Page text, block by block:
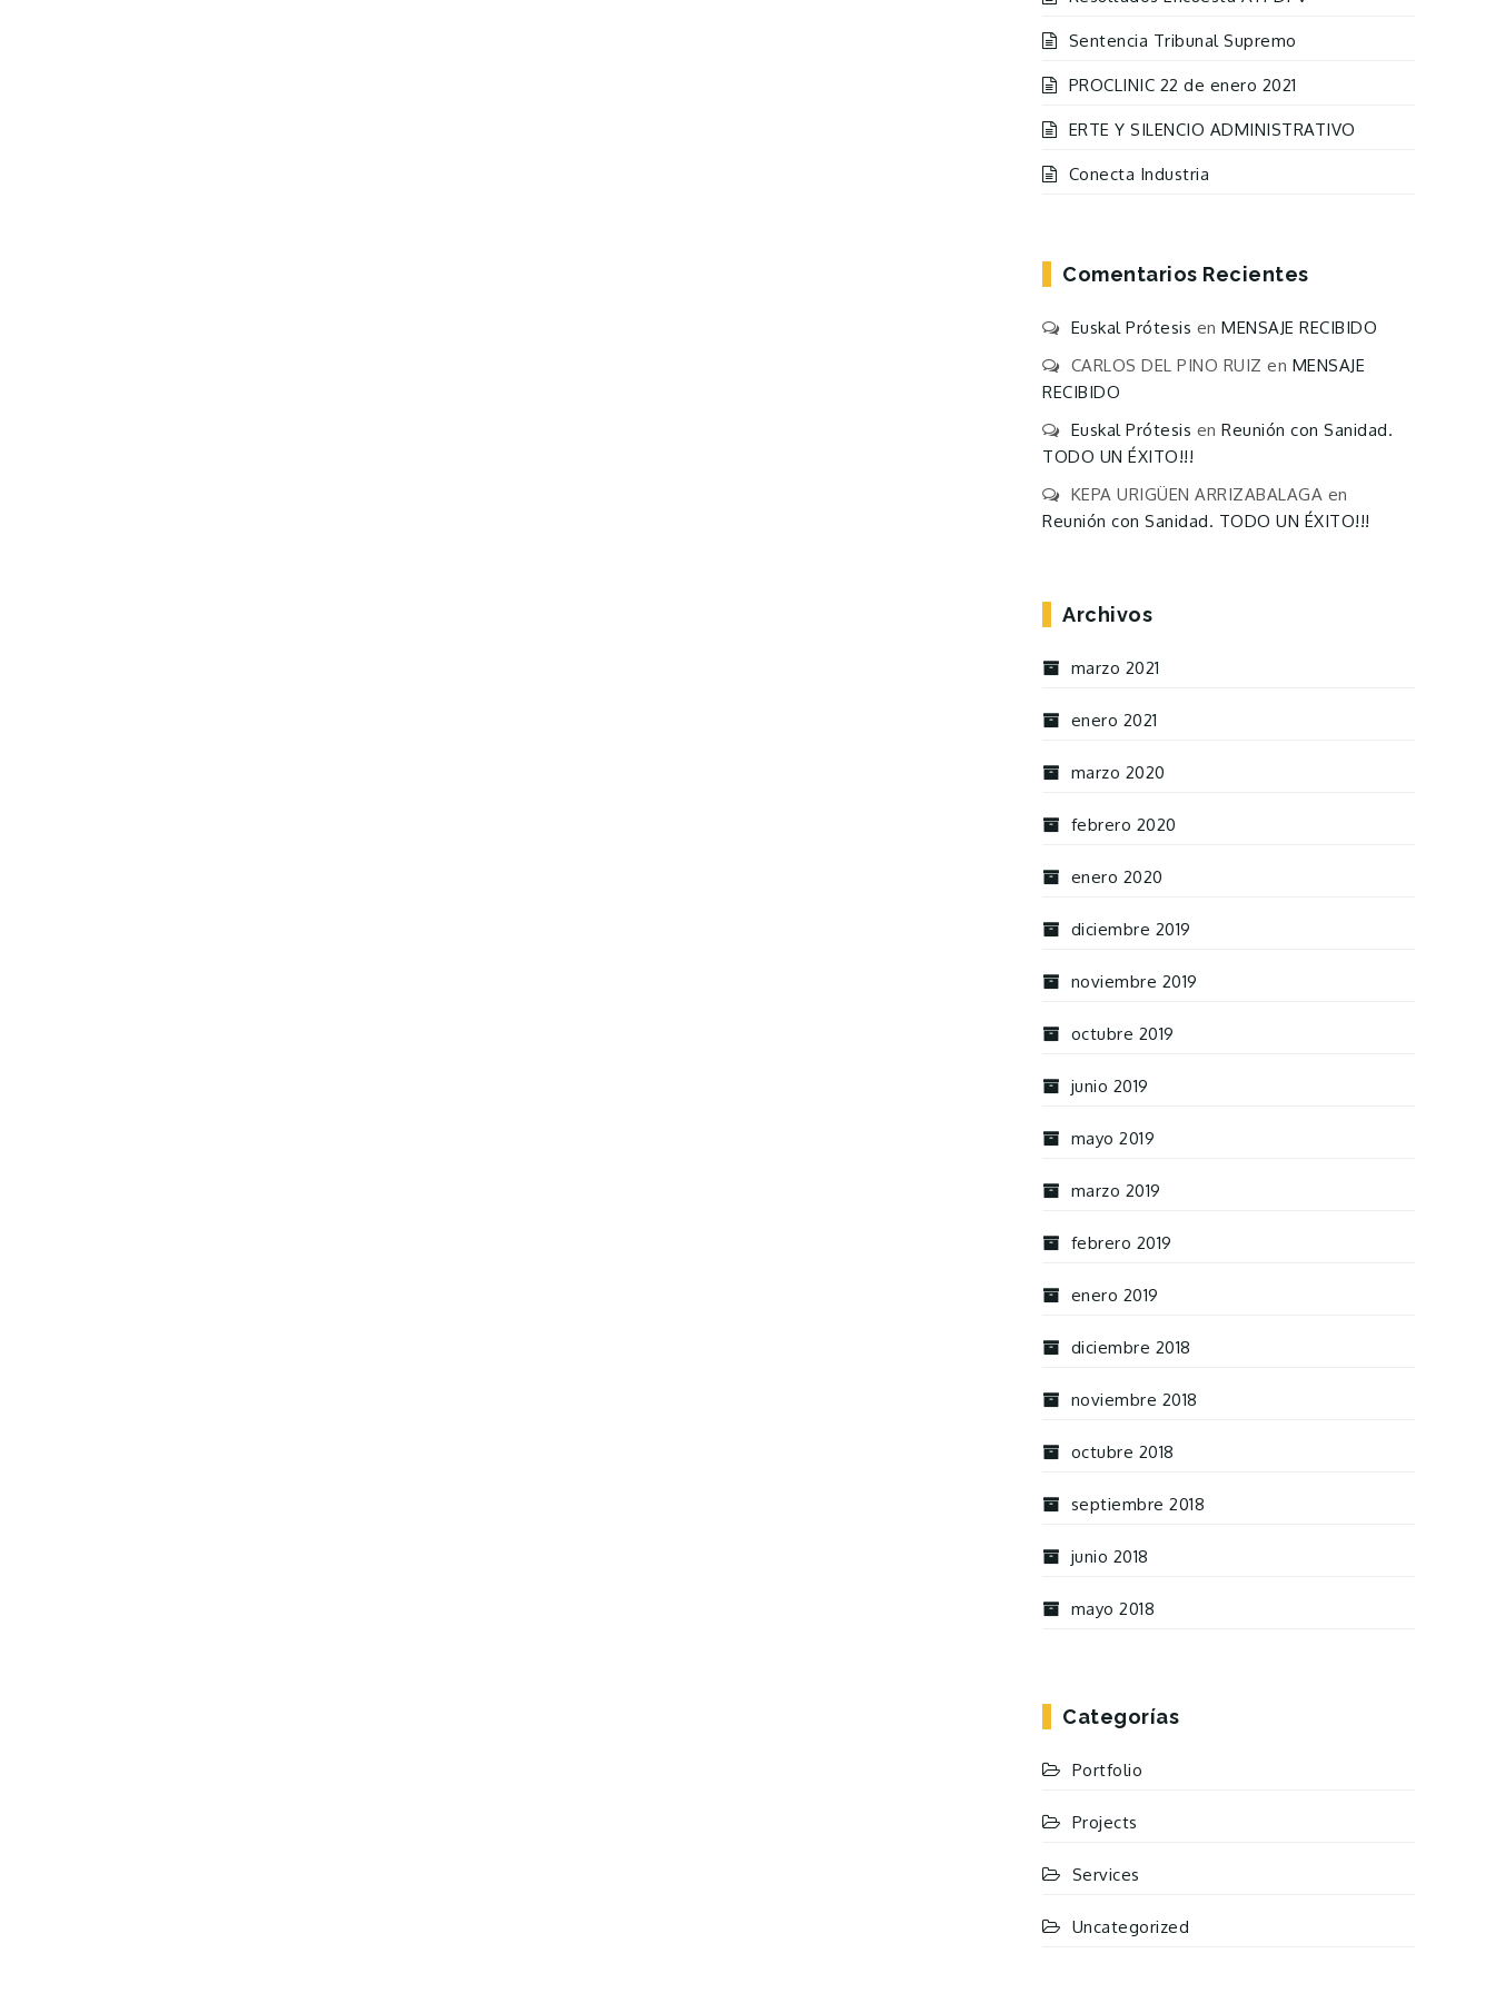
Sentencia Tribunal Supremo
PROCLINIC 22 de enero 2021
ERTE Y SILENCIO ADMINISTRATIVO
Conecta Industria
Comentarios Recientes
Euskal Prótesis en MENSAJE RECIBIDO
CARLOS DEL PINO RUIZ en MENSAJE
RECIBIDO
Euskal Prótesis en Reunión con Sanidad.
TODO UN ÉXITO!!!
KEPA URIGÜEN ARRIZABALAGA en
Reunión con Sanidad. TODO UN ÉXITO!!!
Archivos
marzo 2021
enero 2021
marzo 2020
febrero 2020
enero 2020
diciembre 2019
noviembre 2019
octubre 2019
junio 2019
mayo 2019
marzo 2019
febrero 2019
enero 2019
diciembre 2018
noviembre 2018
octubre 2018
septiembre 2018
junio 2018
mayo 2018
Categorías
Portfolio
Projects
Services
Uncategorized